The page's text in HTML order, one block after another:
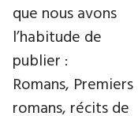
que nous avons
l’habitude de
publier :
Romans, Premiers
romans, récits de